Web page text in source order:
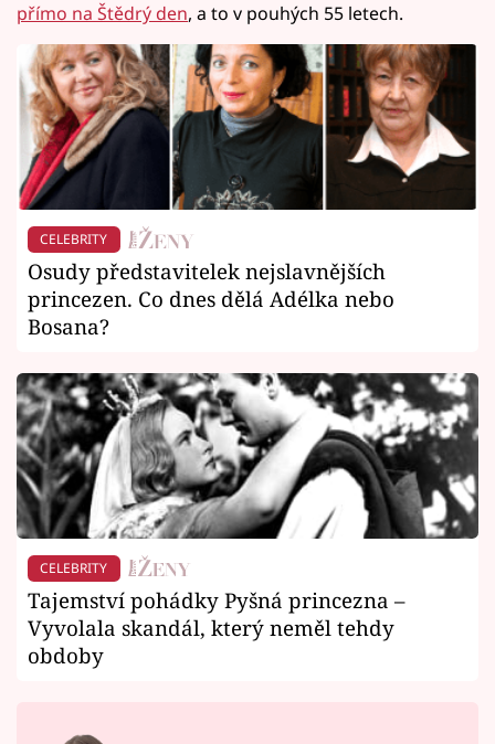
přímo na Štědrý den, a to v pouhých 55 letech.
CELEBRITY
Osudy představitelek nejslavnějších
princezen. Co dnes dělá Adélka nebo
Bosana?
CELEBRITY
Tajemství pohádky Pyšná princezna –
Vyvolala skandál, který neměl tehdy
obdoby